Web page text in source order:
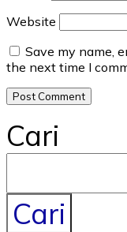
Website
Save my name,
the next time I
Cari
Cari